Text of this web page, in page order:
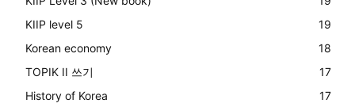
KIIP level 5
19
Korean economy
18
TOPIK II 쓰기
17
History of Korea
17